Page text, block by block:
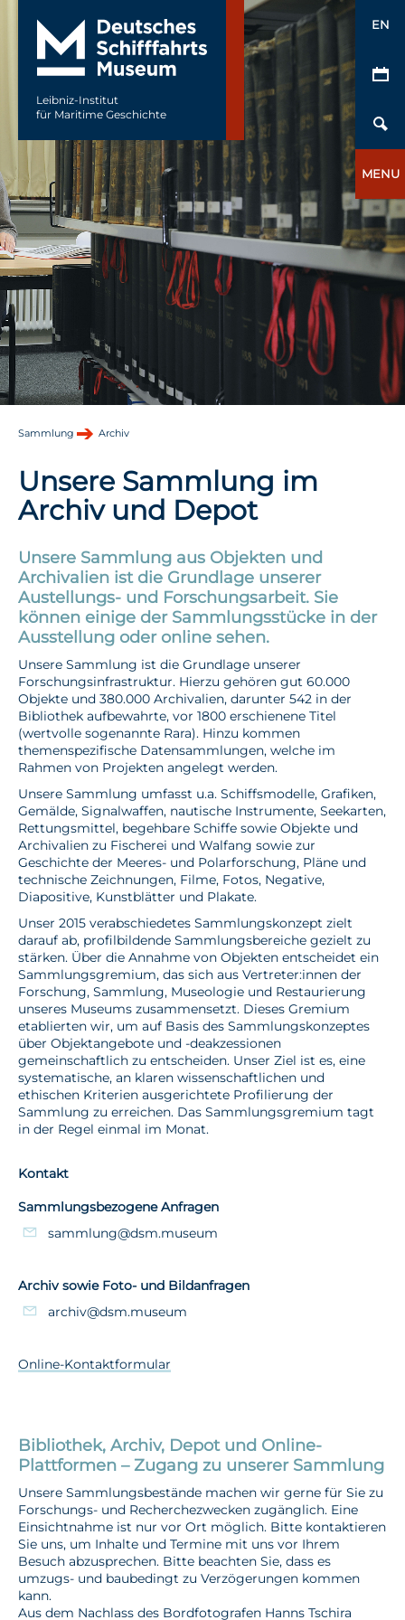
Leibniz-Institut
für Maritime Geschichte
EN
MENU
Sammlung Archiv
Unsere Sammlung im
Archiv und Depot
Unsere Sammlung aus Objekten und
Archivalien ist die Grundlage unserer
Austellungs- und Forschungsarbeit. Sie
können einige der Sammlungsstücke in der
Ausstellung oder online sehen.
Unsere Sammlung ist die Grundlage unserer
Forschungsinfrastruktur. Hierzu gehören gut 60.000
Objekte und 380.000 Archivalien, darunter 542 in der
Bibliothek aufbewahrte, vor 1800 erschienene Titel
(wertvolle sogenannte Rara). Hinzu kommen
themenspezifische Datensammlungen, welche im
Rahmen von Projekten angelegt werden.
Unsere Sammlung umfasst u.a. Schiffsmodelle, Grafiken,
Gemälde, Signalwaffen, nautische Instrumente, Seekarten,
Rettungsmittel, begehbare Schiffe sowie Objekte und
Archivalien zu Fischerei und Walfang sowie zur
Geschichte der Meeres- und Polarforschung, Pläne und
technische Zeichnungen, Filme, Fotos, Negative,
Diapositive, Kunstblätter und Plakate.
Unser 2015 verabschiedetes Sammlungskonzept zielt
darauf ab, profilbildende Sammlungsbereiche gezielt zu
stärken. Über die Annahme von Objekten entscheidet ein
Sammlungsgremium, das sich aus Vertreter:innen der
Forschung, Sammlung, Museologie und Restaurierung
unseres Museums zusammensetzt. Dieses Gremium
etablierten wir, um auf Basis des Sammlungskonzeptes
über Objektangebote und -deakzessionen
gemeinschaftlich zu entscheiden. Unser Ziel ist es, eine
systematische, an klaren wissenschaftlichen und
ethischen Kriterien ausgerichtete Profilierung der
Sammlung zu erreichen. Das Sammlungsgremium tagt
in der Regel einmal im Monat.
Kontakt
Sammlungsbezogene Anfragen
sammlung@dsm.museum
Archiv sowie Foto- und Bildanfragen
archiv@dsm.museum
Online-Kontaktformular
Bibliothek, Archiv, Depot und Online-
Plattformen – Zugang zu unserer Sammlung
Unsere Sammlungsbestände machen wir gerne für Sie zu
Forschungs- und Recherchezwecken zugänglich. Eine
Einsichtnahme ist nur vor Ort möglich. Bitte kontaktieren
Sie uns, um Inhalte und Termine mit uns vor Ihrem
Besuch abzusprechen. Bitte beachten Sie, dass es
umzugs- und baubedingt zu Verzögerungen kommen
kann.
Aus dem Nachlass des Bordfotografen Hanns Tschira